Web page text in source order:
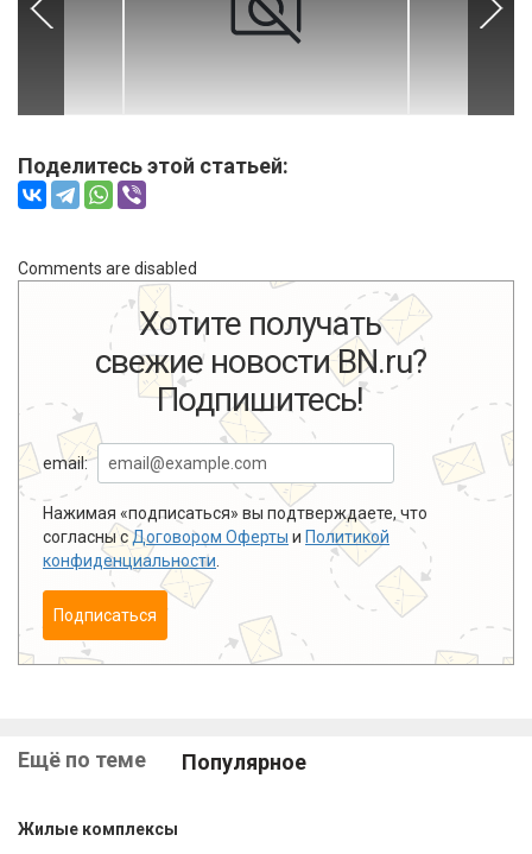
Поделитесь этой статьей:
Comments are disabled
Хотите получать
свежие новости BN.ru?
Подпишитесь!
email:
Нажимая «подписаться» вы подтверждаете, что
согласны сДоговором Оферты и Политикой
конфиденциальности
Подписаться
Ещё по теме Популярное
Жилые комплексы